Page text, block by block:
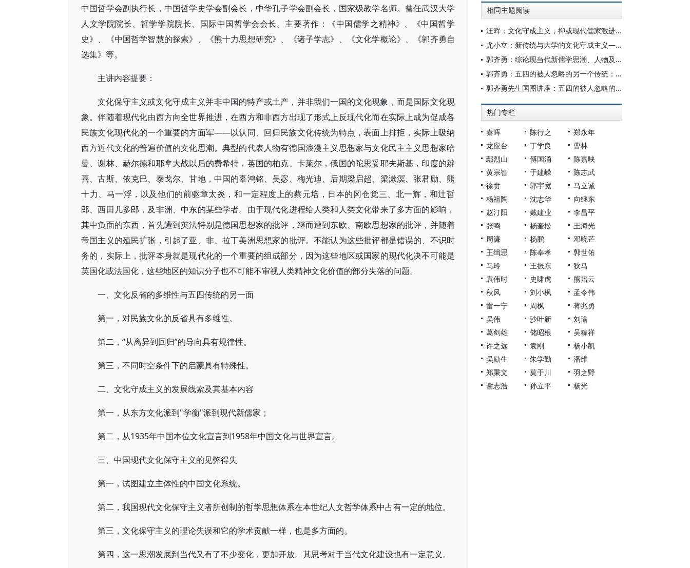
中国哲学会副执行长，中国哲学史学会副会长，中华孔子学会副会长，国家级教学名师。曾任武汉大学
人文学院院长、哲学学院院长、国际中国哲学会会长。主要著作：《中国儒学之精神》、《中国哲学
史》、《中国哲学智慧的探索》、《熊十力思想研究》、《诸子学志》、《文化学概论》、《郭齐勇自
选集》等。
主讲内容提要：
文化保守主义或文化守成主义并非中国的特产或土产，并非我们一国的文化现象，而是国际文化现
象。伴随着现代化由西方向全世界推进，在西方和非西方出现了形式上反现代化而在实际上成为促成各
民族文化现代化的一个重要的方面军——以认同、回归民族文化传统为特点，表面上排拒，实际上吸纳
西方近代文化的普遍价值的文化思潮。典型的代表人物有德国浪漫主义思想家与文化民主主义思想家哈
曼、谢林、赫尔德和耶拿大战以后的费希特，英国的柏克、卡莱尔，俄国的陀思妥耶夫斯基，印度的辨
喜、古斯、依克巴、泰戈尔、甘地，中国的辜鸿铭、吴宓、梅光迪、后期梁启超、梁漱溟、张君励、熊
十力、马一浮，以及他们的前驱章太炎，和一定程度上的蔡元培，日本的冈仓觉三、北一辉，和辻哲
郎、西田几多郎，及非洲、中东的某些学者。由于现代化进程给人类和人类文化带来了多方面的影响，
其中负面的东西，首先遭到英法特别是德国思想家的批评，继而遭到东欧、南欧思想家的批评，并随着
帝国主义的殖民扩张，引起了亚、非、拉丁美洲思想家的批评。不能认为这些批评都是错误的、不识时
务的，实际上，批评本身就是现代化的一个重要的组成部分，因为这些地区或国家的现代化决不可能是
英国化或法国化，这些地区的知识分子也不可能不审视人类精神文化价值的部分失落的问题。
一、文化反省的多维性与五四传统的另一面
第一，对民族文化的反省具有多维性。
第二，“从离异到回归”的导向具有规律性。
第三，不同时空条件下的启蒙具有特殊性。
二、文化守成主义的发展线索及其基本内容
第一，从东方文化派到"学衡"派到现代新儒家；
第二，从1935年中国本位文化宣言到1958年中国文化与世界宣言。
三、中国现代文化保守主义的见弊得失
第一，试图建立主体性的中国文化系统。
第二，我国现代文化保守主义者所创制的哲学思想体系在本世纪人文哲学体系中占有一定的地位。
第三，文化保守主义的理论失误和它的学术贡献一样，也是多方面的。
第四，这一思潮发展到当代又有了不少变化，更加开放。其思考对于当代文化建设也有一定意义。
相同主题阅读
汪晖：文化守成主义，抑或现代儒家激进主义
尤小立：新传统与大学的文化守成主义——陈平原《大学何为》读后
郭齐勇：综论现当代新儒学思潮、人物及其问题意识与学术贡献——兼谈我的开放的儒学观
郭齐勇：五四的被人忽略的另一个传统：文化守成主义的形成、发展及其意义
郭齐勇先生国图讲座：五四的被人忽略的另一个传统
热门专栏
秦晖 陈行之
郑永年
龙应台
丁学良
曹林
鄢烈山
傅国涌
陈嘉映
黄宗智
于建嵘
陈志武
徐贲
郭宇宽
马立诚
杨祖陶
沈志华
向继东
赵汀阳
戴建业
李昌平
张鸣
杨奎松
王海光
周濂
杨鹏
邓晓芒
王缉思
陈奉孝
郭世佑
马玲
王振东
狄马
袁伟时
史啸虎
熊培云
秋风
刘小枫
孟令伟
雷一宁
周枫
蒋兆勇
吴伟
沙叶新
刘瑜
葛剑雄
储昭根
吴稼祥
许之远
袁刚
杨小凯
吴励生
朱学勤
潘维
郑秉文
莫于川
羽之野
谢志浩
孙立平 杨光